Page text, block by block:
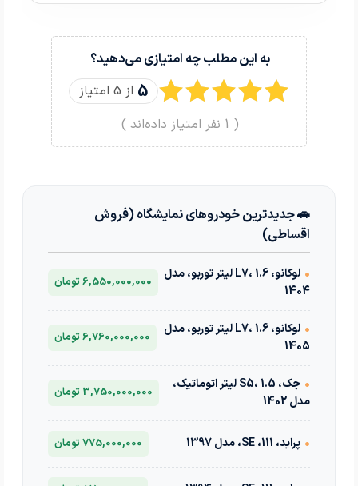
به این مطلب چه امتیازی می‌دهید؟
5 از 5 امتیاز
(
1 نفر امتیاز داده‌اند )
🚗 جدیدترین خودروهای نمایشگاه (فروش
اقساطی)
•
لوکانو، L7، 1.6 لیتر توربو، مدل
1404
6,550,000,000 تومان
•
لوکانو، L7، 1.6 لیتر توربو، مدل
1405
6,760,000,000 تومان
•
جک، S5، 1.5 لیتر اتوماتیک،
مدل 1402
3,750,000,000 تومان
• پراید، 111، SE، مدل 1397 775,000,000 تومان